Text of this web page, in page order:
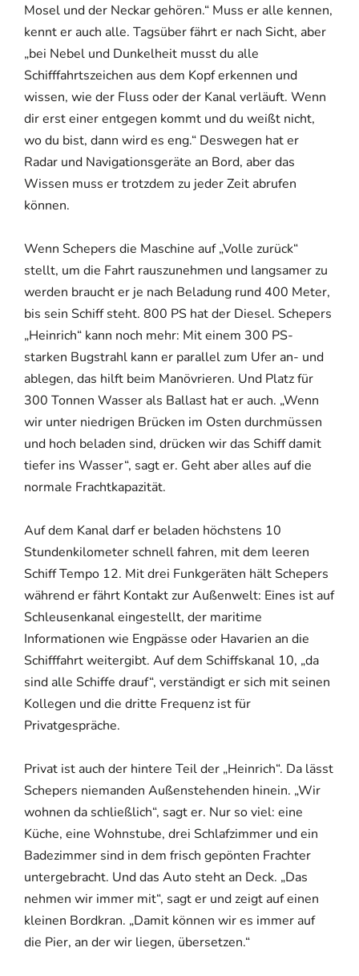
Mosel und der Neckar gehören.“ Muss er alle kennen,
kennt er auch alle. Tagsüber fährt er nach Sicht, aber
„bei Nebel und Dunkelheit musst du alle
Schifffahrtszeichen aus dem Kopf erkennen und
wissen, wie der Fluss oder der Kanal verläuft. Wenn
dir erst einer entgegen kommt und du weißt nicht,
wo du bist, dann wird es eng.“ Deswegen hat er
Radar und Navigationsgeräte an Bord, aber das
Wissen muss er trotzdem zu jeder Zeit abrufen
können.
Wenn Schepers die Maschine auf „Volle zurück“
stellt, um die Fahrt rauszunehmen und langsamer zu
werden braucht er je nach Beladung rund 400 Meter,
bis sein Schiff steht. 800 PS hat der Diesel. Schepers
„Heinrich“ kann noch mehr: Mit einem 300 PS-
starken Bugstrahl kann er parallel zum Ufer an- und
ablegen, das hilft beim Manövrieren. Und Platz für
300 Tonnen Wasser als Ballast hat er auch. „Wenn
wir unter niedrigen Brücken im Osten durchmüssen
und hoch beladen sind, drücken wir das Schiff damit
tiefer ins Wasser“, sagt er. Geht aber alles auf die
normale Frachtkapazität.
Auf dem Kanal darf er beladen höchstens 10
Stundenkilometer schnell fahren, mit dem leeren
Schiff Tempo 12. Mit drei Funkgeräten hält Schepers
während er fährt Kontakt zur Außenwelt: Eines ist auf
Schleusenkanal eingestellt, der maritime
Informationen wie Engpässe oder Havarien an die
Schifffahrt weitergibt. Auf dem Schiffskanal 10, „da
sind alle Schiffe drauf“, verständigt er sich mit seinen
Kollegen und die dritte Frequenz ist für
Privatgespräche.
Privat ist auch der hintere Teil der „Heinrich“. Da lässt
Schepers niemanden Außenstehenden hinein. „Wir
wohnen da schließlich“, sagt er. Nur so viel: eine
Küche, eine Wohnstube, drei Schlafzimmer und ein
Badezimmer sind in dem frisch gepönten Frachter
untergebracht. Und das Auto steht an Deck. „Das
nehmen wir immer mit“, sagt er und zeigt auf einen
kleinen Bordkran. „Damit können wir es immer auf
die Pier, an der wir liegen, übersetzen.“